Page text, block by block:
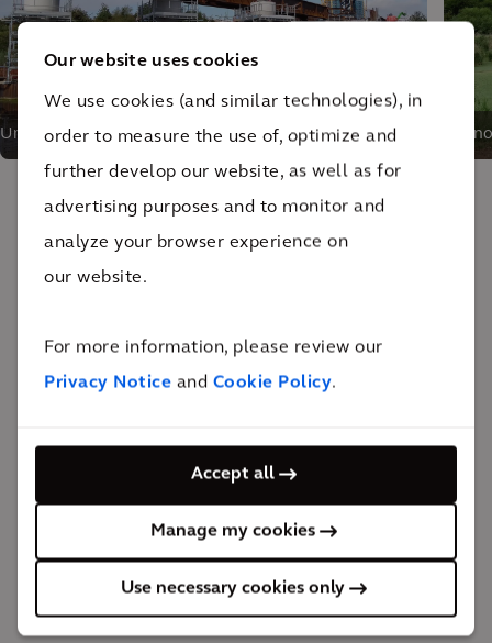
Our website uses cookies
We use cookies (and similar technologies), in
order to measure the use of, optimize and
further develop our website, as well as for
advertising purposes and to monitor and
analyze your browser experience on
our website.
For more information, please review our
Privacy Notice and Cookie Policy.
Accept all
Manage my cookies
Use necessary cookies only
Uma nova ponte de 87 metros de comprimento cruzará
A
O impacto
veículos, além de calçadas para pedestres e ciclovias
seguras. Isso economizará 20 minutos no tempo de
desnecessárias.
Melhor acesso e conectividade para todos